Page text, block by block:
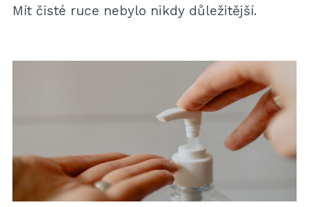
Mít čisté ruce nebylo nikdy důležitější.